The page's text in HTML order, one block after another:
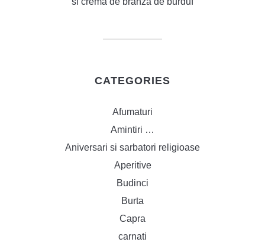
CATEGORIES
Afumaturi
Amintiri …
Aniversari si sarbatori religioase
Aperitive
Budinci
Burta
Capra
carnati